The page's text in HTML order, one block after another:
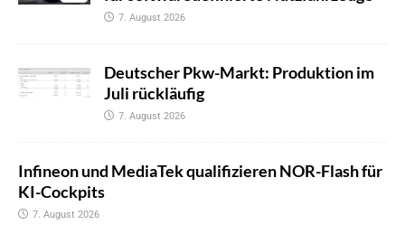
7. August 2026
Deutscher Pkw-Markt: Produktion im
Juli rückläufig
7. August 2026
Infineon und MediaTek qualifizieren NOR-Flash für
KI-Cockpits
7. August 2026